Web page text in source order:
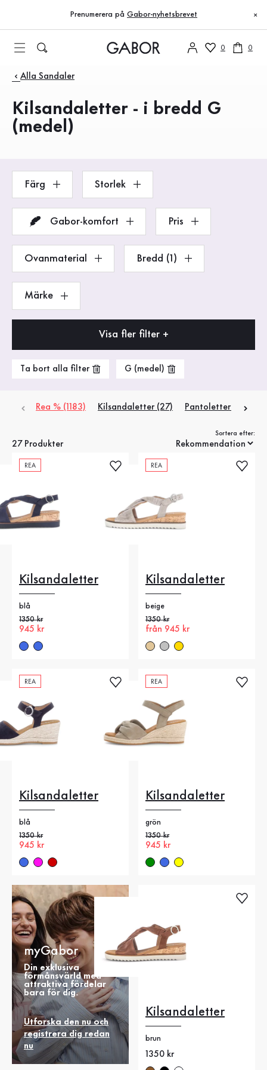
Till innehållsförteckning
Till huvudnavigation
Prenumerera på Gabor-nyhetsbrevet ×
0 0
Produkter
Alla Sandaler
Kilsandaletter - i bredd G
(medel)
Färg Storlek
Gabor-komfort Pris
Ovanmaterial Bredd (1)
Märke
Visa fler filter +
Ta bort alla filter G (medel)
Rea % (1183) Kilsandaletter (27) Pantoletter (33)
27 Produkter
Sortera efter:
REA
Kilsandaletter
blå
Gammalt pris
1350 kr
Nytt pris
945 kr
REA
Kilsandaletter
beige
Gammalt pris
1350 kr
Nytt pris
från 945 kr
REA
Kilsandaletter
blå
Gammalt pris
1350 kr
Nytt pris
945 kr
REA
Kilsandaletter
grön
Gammalt pris
1350 kr
Nytt pris
945 kr
myGabor
Din exklusiva
förmånsvärld med
attraktiva fördelar
bara för dig.
Utforska den nu och
registrera dig redan
nu
Kilsandaletter
brun
Nytt pris
1350 kr